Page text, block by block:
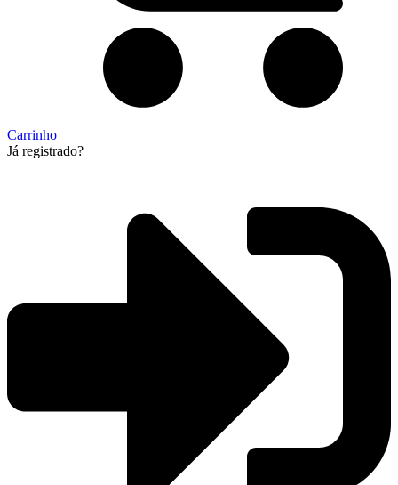
Carrinho
Já registrado?